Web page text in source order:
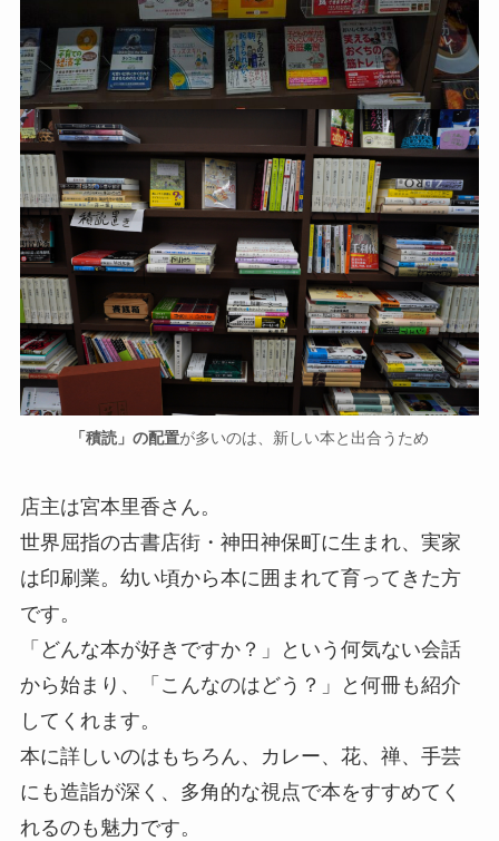
「積読」の配置が多いのは、新しい本と出合うため
店主は宮本里香さん。
世界屈指の古書店街・神田神保町に生まれ、実家
は印刷業。幼い頃から本に囲まれて育ってきた方
です。
「どんな本が好きですか？」という何気ない会話
から始まり、「こんなのはどう？」と何冊も紹介
してくれます。
本に詳しいのはもちろん、カレー、花、禅、手芸
にも造詣が深く、多角的な視点で本をすすめてく
れるのも魅力です。